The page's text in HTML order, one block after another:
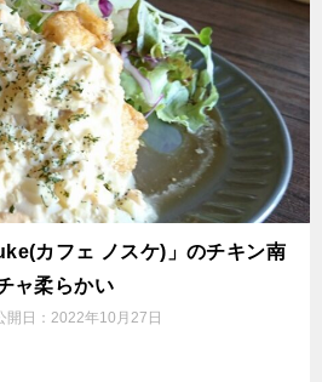
カフェ ノスケ)」のチキン南
ャ柔らかい
開日： 2022年10月27日